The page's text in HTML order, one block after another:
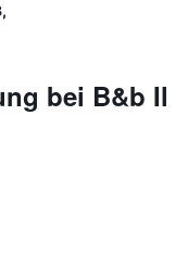
bei B&b Il